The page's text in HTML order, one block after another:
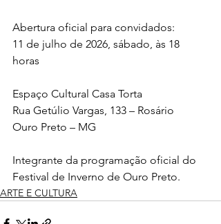
Abertura oficial para convidados:
11 de julho de 2026, sábado, às 18
horas
Espaço Cultural Casa Torta
Rua Getúlio Vargas, 133 – Rosário
Ouro Preto – MG
Integrante da programação oficial do
Festival de Inverno de Ouro Preto.
ARTE E CULTURA